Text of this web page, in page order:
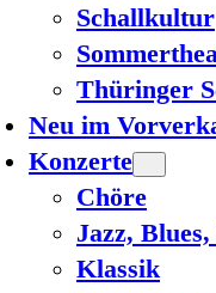
Schallkultur
Thüringer
Neu im
Konzerte
Chöre
Jazz,
Klassik